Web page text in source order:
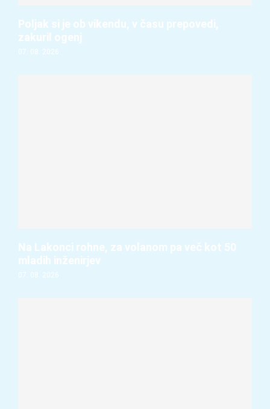
Poljak si je ob vikendu, v času prepovedi,
zakuril ogenj
07. 08. 2026
Na Lakonci rohne, za volanom pa več kot 50
mladih inženirjev
07. 08. 2026